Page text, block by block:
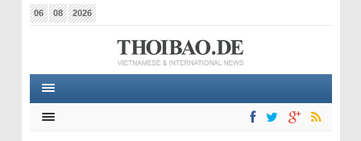
06 08 2026